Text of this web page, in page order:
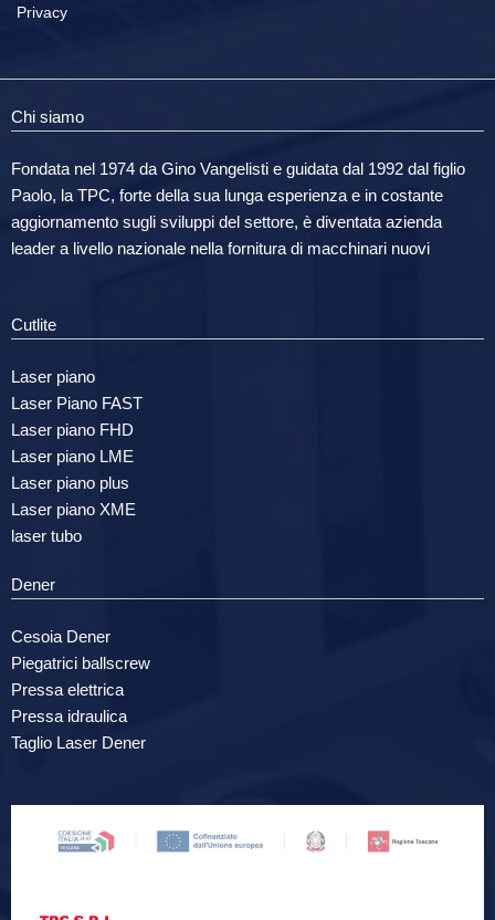
Privacy
Chi siamo
Fondata nel 1974 da Gino Vangelisti e guidata dal 1992 dal figlio
Paolo, la TPC, forte della sua lunga esperienza e in costante
aggiornamento sugli sviluppi del settore, è diventata azienda
leader a livello nazionale nella fornitura di macchinari nuovi
Cutlite
Laser piano
Laser Piano FAST
Laser piano FHD
Laser piano LME
Laser piano plus
Laser piano XME
laser tubo
Dener
Cesoia Dener
Piegatrici ballscrew
Pressa elettrica
Pressa idraulica
Taglio Laser Dener